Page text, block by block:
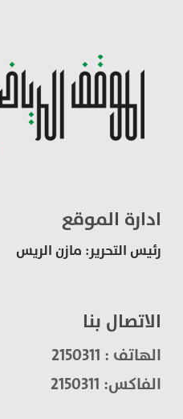
ادارة الموقع
رئيس التحرير: مازن الريس
الاتصال بنا
الهاتف : 2150311
الفاكس: 2150311